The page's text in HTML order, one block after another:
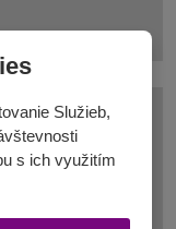
Služieb,
s ich využitím